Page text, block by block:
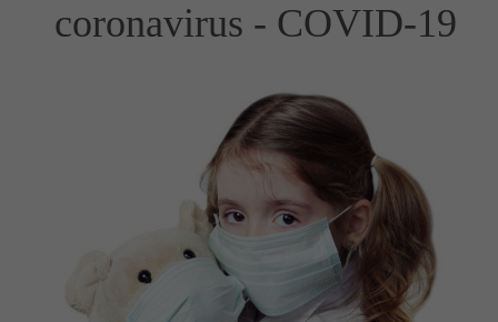
coronavirus - COVID-19